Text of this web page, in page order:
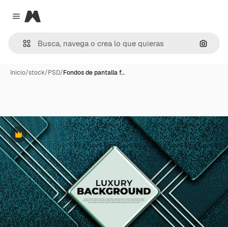
Close menu
Magnific
Inicio/stock/PSD/Fondos de pantalla f…
Premium